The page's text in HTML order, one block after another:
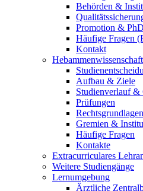
Behörden &
Promotion & PhD
Häufige Fragen
Kontakt
Hebammenwissenschaft
Aufbau & Ziele
Studienverlauf &
Prüfungen
Gremien &
Häufige Fragen
Kontakte
Extracurriculares
Weitere Studiengänge
Lernumgebung
Ärztliche